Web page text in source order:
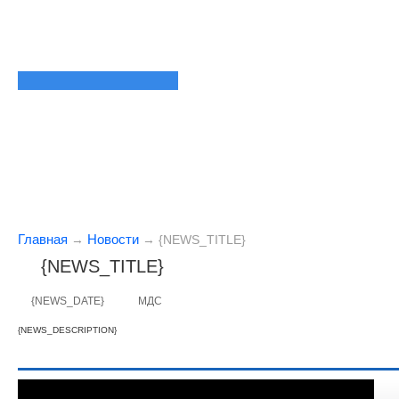
Главная → Новости → {NEWS_TITLE}
{NEWS_TITLE}
{NEWS_DATE} МДС
{NEWS_DESCRIPTION}